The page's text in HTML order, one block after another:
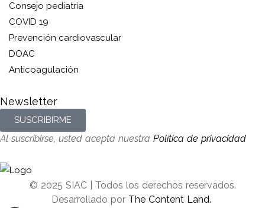
Consejo pediatría
COVID 19
Prevención cardiovascular
DOAC
Anticoagulación
Newsletter
SUSCRIBIRME
Al suscribirse, usted acepta nuestra Política de privacidad
© 2025 SIAC | Todos los derechos reservados.
Desarrollado por The Content Land.